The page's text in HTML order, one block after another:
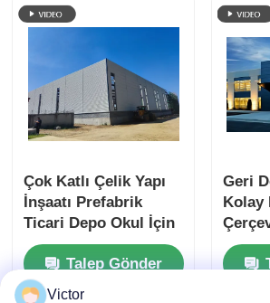
Çok Katlı Çelik Yapı
İnşaatı Prefabrik
Ticari Depo Okul İçin
Talep Gönder
Geri
Kolay
Hızlı
Victor